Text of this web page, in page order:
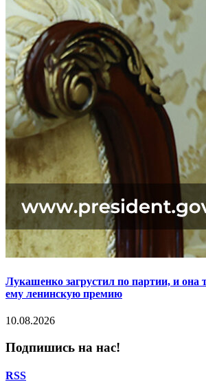
Лукашенко загрустил по партии, и она
ему ленинскую премию
10.08.2026
Подпишись на нас!
RSS